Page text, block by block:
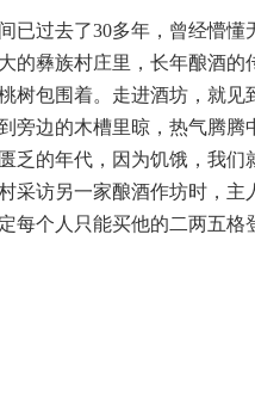
已过去了30多年，曾经懵
的彝族村庄里，长年酿酒的
树包围着。走进酒坊，就
旁边的木槽里晾，热气腾
乏的年代，因为饥饿，我
采访另一家酿酒作坊时，
每个人只能买他的二两五